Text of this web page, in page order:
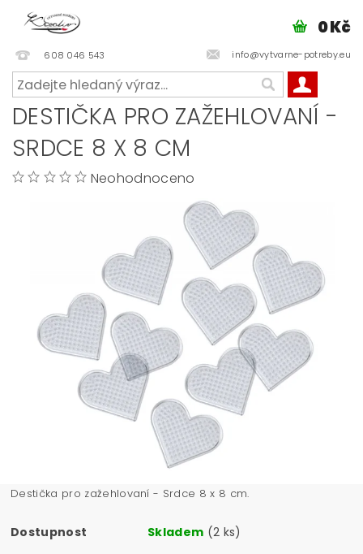
608 046 543 info@vytvarne-potreby.eu
0 Kč
DESTIČKA PRO ZAŽEHLOVANÍ -
SRDCE 8 X 8 CM
Neohodnoceno
Destička pro zažehlovaní - Srdce 8 x 8 cm.
Dostupnost Skladem (2 ks)